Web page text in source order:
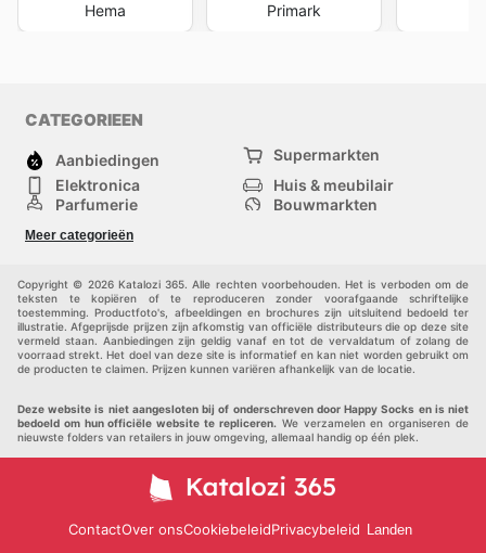
Hema Primark
CATEGORIEEN
Aanbiedingen
Supermarkten
Elektronica
Huis & meubilair
Parfumerie
Bouwmarkten
Kinderen
Meer categorieën
Copyright © 2026 Katalozi 365. Alle rechten voorbehouden. Het is verboden om de
teksten te kopiëren of te reproduceren zonder voorafgaande schriftelijke
toestemming. Productfoto's, afbeeldingen en brochures zijn uitsluitend bedoeld ter
illustratie. Afgeprijsde prijzen zijn afkomstig van officiële distributeurs die op deze site
vermeld staan. Aanbiedingen zijn geldig vanaf en tot de vervaldatum of zolang de
voorraad strekt. Het doel van deze site is informatief en kan niet worden gebruikt om
de producten te claimen. Prijzen kunnen variëren afhankelijk van de locatie.
Deze website is niet aangesloten bij of onderschreven door Happy Socks en is niet
bedoeld om hun officiële website te repliceren.We verzamelen en organiseren de
nieuwste folders van retailers in jouw omgeving, allemaal handig op één plek.
ContactOver onsCookiebeleidPrivacybeleid Landen